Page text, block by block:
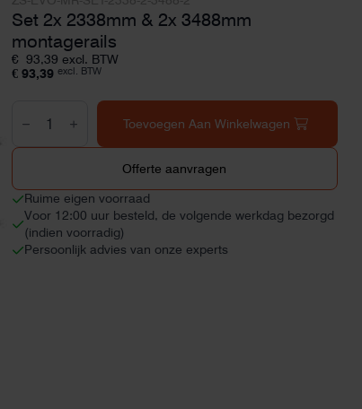
Set 2x 2338mm & 2x 3488mm
montagerails
€ 93,39 excl. BTW
€93,39 excl. BTW
2x
2338mm
&
montagerails
aantal
Toevoegen Aan Winkelwagen
Offerte aanvragen
Ruime eigen voorraad
Voor 12:00 uur besteld, de volgende werkdag bezorgd
(indien voorradig)
Persoonlijk advies van onze experts